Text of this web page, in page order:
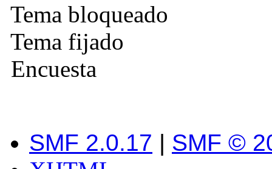
Tema bloqueado
Tema fijado
Encuesta
SMF 2.0.17 | SMF ©